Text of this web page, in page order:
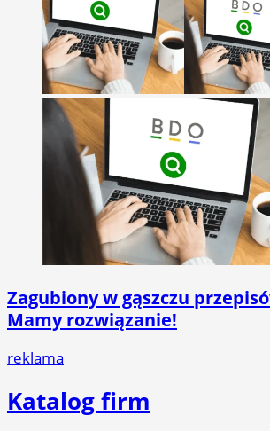
Zagubiony w gąszczu
Mamy rozwiązanie!
reklama
Katalog firm